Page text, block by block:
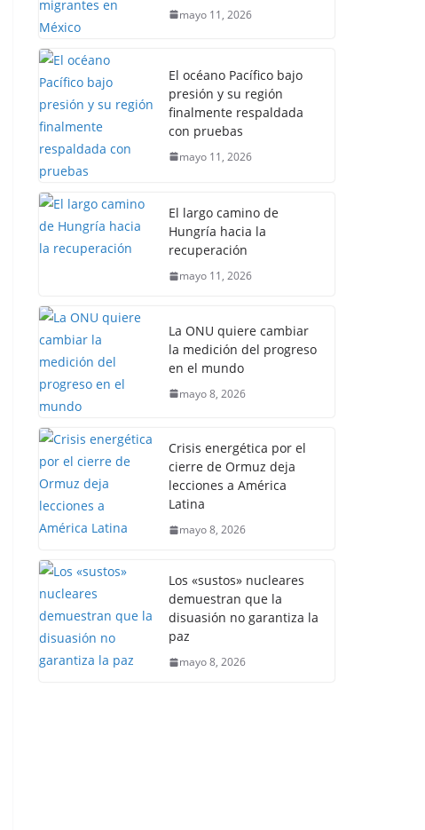
mayo 11, 2026
El océano Pacífico bajo
presión y su región
finalmente respaldada
con pruebas
mayo 11, 2026
El largo camino de
Hungría hacia la
recuperación
mayo 11, 2026
La ONU quiere cambiar
la medición del progreso
en el mundo
mayo 8, 2026
Crisis energética por el
cierre de Ormuz deja
lecciones a América
Latina
mayo 8, 2026
Los «sustos» nucleares
demuestran que la
disuasión no garantiza la
paz
mayo 8, 2026